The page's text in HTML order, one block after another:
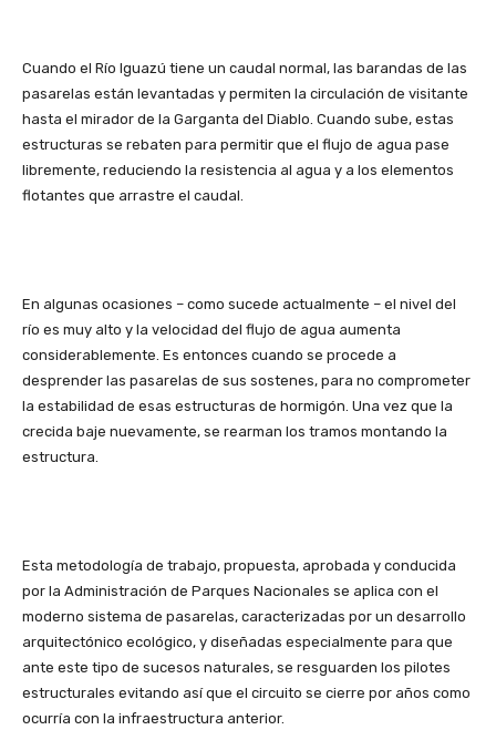
Cuando el Río Iguazú tiene un caudal normal, las barandas de las
pasarelas están levantadas y permiten la circulación de visitante
hasta el mirador de la Garganta del Diablo. Cuando sube, estas
estructuras se rebaten para permitir que el flujo de agua pase
libremente, reduciendo la resistencia al agua y a los elementos
flotantes que arrastre el caudal.
En algunas ocasiones – como sucede actualmente – el nivel del
río es muy alto y la velocidad del flujo de agua aumenta
considerablemente. Es entonces cuando se procede a
desprender las pasarelas de sus sostenes, para no comprometer
la estabilidad de esas estructuras de hormigón. Una vez que la
crecida baje nuevamente, se rearman los tramos montando la
estructura.
Esta metodología de trabajo, propuesta, aprobada y conducida
por la Administración de Parques Nacionales se aplica con el
moderno sistema de pasarelas, caracterizadas por un desarrollo
arquitectónico ecológico, y diseñadas especialmente para que
ante este tipo de sucesos naturales, se resguarden los pilotes
estructurales evitando así que el circuito se cierre por años como
ocurría con la infraestructura anterior.